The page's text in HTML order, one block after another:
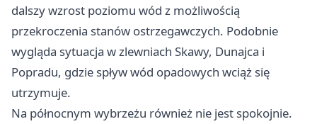
dalszy wzrost poziomu wód z możliwością
przekroczenia stanów ostrzegawczych. Podobnie
wygląda sytuacja w zlewniach Skawy, Dunajca i
Popradu, gdzie spływ wód opadowych wciąż się
utrzymuje.
Na północnym wybrzeżu również nie jest spokojnie.